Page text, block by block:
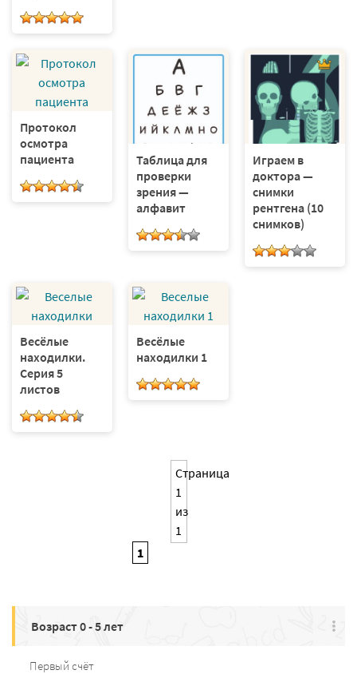
Протокол
осмотра
пациента
Таблица для
проверки
зрения —
алфавит
Играем в
доктора —
снимки
рентгена (10
снимков)
Весёлые
находилки.
Серия 5
листов
Весёлые
находилки 1
Страница
1
из
1
1
Возраст 0 - 5 лет
Первый счёт